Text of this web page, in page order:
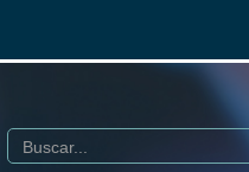
Buscar